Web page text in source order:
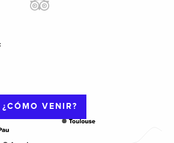
¿CÓMO VENIR?